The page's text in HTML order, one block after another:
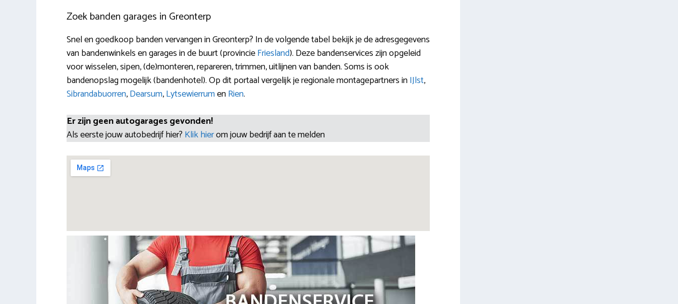
Zoek banden garages in Greonterp
Snel en goedkoop banden vervangen in Greonterp? In de volgende tabel bekijk je de adresgegevens
van bandenwinkels en garages in de buurt (provincieFriesland). Deze bandenservices zijn opgeleid
voor wisselen, sipen, (de)monteren, repareren, trimmen, uitlijnen van banden. Soms is ook
bandenopslag mogelijk (bandenhotel). Op dit portaal vergelijk je regionale montagepartners inIJlst,
Sibrandabuorren,Dearsum,LytsewierrumenRien.
Er zijn geen autogarages gevonden!
Als eerste jouw autobedrijf hier? Klik hierom jouw bedrijf aan te melden